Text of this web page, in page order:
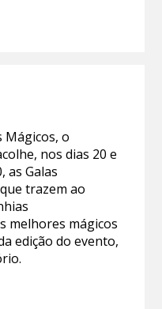
Mágicos, o
nos dias 20 e
as Galas
trazem ao
melhores mágicos
edição do evento,